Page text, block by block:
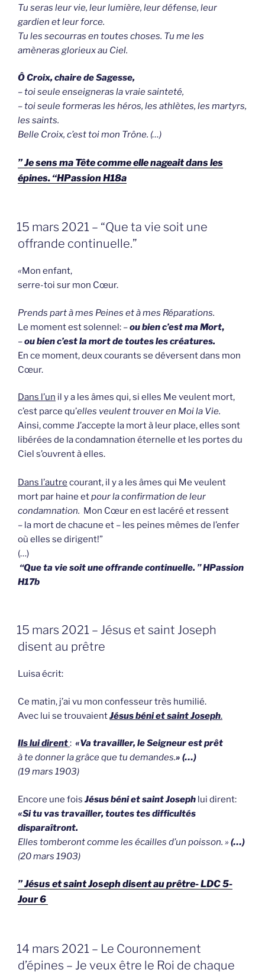
Tu seras leur vie, leur lumière, leur défense, leur
gardien et leur force.
Tu les secourras en toutes choses. Tu me les
amèneras glorieux au Ciel.
Ô Croix, chaire de Sagesse,
– toi seule enseigneras la vraie sainteté,
– toi seule formeras les héros, les athlètes, les martyrs,
les saints.
Belle Croix, c’est toi mon Trône. (…)
” Je sens ma Tête comme elle nageait dans les
épines. “HPassion H18a
GEPLAATST
OP
15 mars 2021 – “Que ta vie soit une
offrande continuelle.”
«Mon enfant,
serre-toi sur mon Cœur.
Prends part à mes Peines et à mes Réparations.
Le moment est solennel: –ou bien c’est ma Mort,
–ou bien c’est la mort de toutes les créatures.
En ce moment, deux courants se déversent dans mon
Cœur.
Dans l’un il y a les âmes qui, si elles Me veulent mort,
c’est parce qu’elles veulent trouver en Moi la Vie.
Ainsi, comme J’accepte la mort à leur place, elles sont
libérées de la condamnation éternelle et les portes du
Ciel s’ouvrent à elles.
Dans l’autre courant, il y a les âmes qui Me veulent
mort par haine etpour la confirmation de leur
condamnation. Mon Cœur en est lacéré et ressent
– la mort de chacune et – les peines mêmes de l’enfer
où elles se dirigent!”
(…)
“Que ta vie soit une offrande continuelle. ” HPassion
H17b
GEPLAATST
OP
15 mars 2021 – Jésus et saint Joseph
disent au prêtre
Luisa écrit:
Ce matin, j’ai vu mon confesseur très humilié.
Avec lui se trouvaientJésus béni et saint Joseph.
Ils lui dirent: «Va travailler, le Seigneur est prêt
à te donner la grâce que tu demandes.» (…)
(19 mars 1903)
Encore une fois Jésus béni et saint Joseph lui dirent:
«Si tu vas travailler, toutes tes difficultés
disparaîtront.
Elles tomberont comme les écailles d’un poisson. » (…)
(20 mars 1903)
” Jésus et saint Joseph disent au prêtre- LDC 5-
Jour 6
GEPLAATST
OP
14 mars 2021 – Le Couronnement
d’épines – Je veux être le Roi de chaque